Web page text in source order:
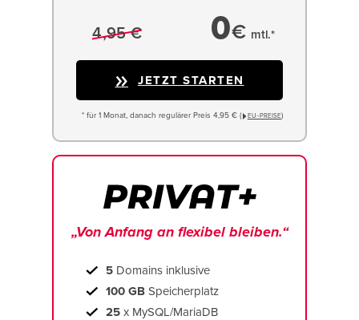
4,95 € 0€ mtl.*
JETZT STARTEN
* für 1 Monat, danach regulärer Preis 4,95 € ( EU−PREISE)
„Von Anfang an flexibel bleiben.“
5 Domains inklusive
100 GB Speicherplatz
25 x MySQL/MariaDB